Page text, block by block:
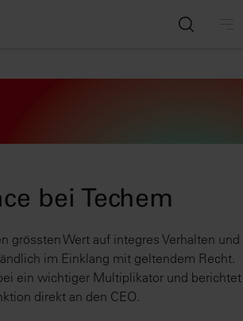
bei Techem
grössten Wert auf integres Verhalten und
im Einklang mit geltendem Recht.
ein wichtiger Multiplikator und berichtet
direkt an den CEO.